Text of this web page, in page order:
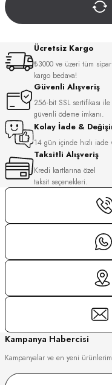
Ücretsiz Kargo
₺3000 ve üzeri tüm
kargo bedava!
Güvenli Alışveriş
256-bit SSL sertifikası ile
güvenli ödeme imkanı.
Kolay İade &
14 gün içinde hızlı
Taksitli Alışveriş
Kredi kartlarına özel
taksit seçenekleri.
Kampanya Habercisi
Kampanyalar ve en yeni